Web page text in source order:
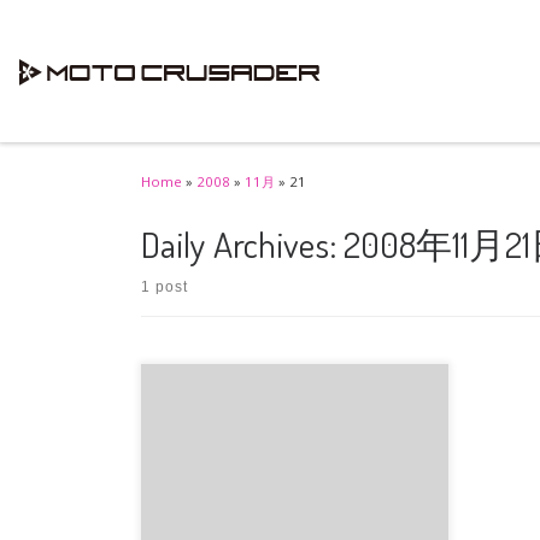
Home » 2008 » 11月 » 21
Daily Archives: 2008年11月
1 post